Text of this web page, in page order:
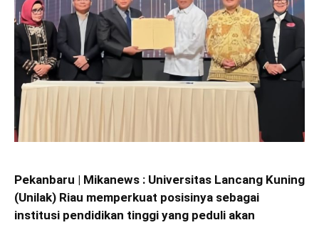
Pekanbaru | Mikanews : Universitas Lancang Kuning
(Unilak) Riau memperkuat posisinya sebagai
institusi pendidikan tinggi yang peduli akan